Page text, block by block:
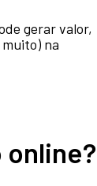
gerar valor,
na
online?